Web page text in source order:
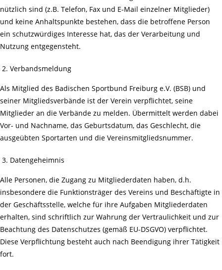
nützlich sind (z.B. Telefon, Fax und E-Mail einzelner Mitglieder)
und keine Anhaltspunkte bestehen, dass die betroffene Person
ein schutzwürdiges Interesse hat, das der Verarbeitung und
Nutzung entgegensteht.
Verbandsmeldung
Als Mitglied des Badischen Sportbund Freiburg e.V. (BSB) und
seiner Mitgliedsverbände ist der Verein verpflichtet, seine
Mitglieder an die Verbände zu melden. Übermittelt werden dabei
Vor- und Nachname, das Geburtsdatum, das Geschlecht, die
ausgeübten Sportarten und die Vereinsmitgliedsnummer.
Datengeheimnis
Alle Personen, die Zugang zu Mitgliederdaten haben, d.h.
insbesondere die Funktionsträger des Vereins und Beschäftigte in
der Geschäftsstelle, welche für ihre Aufgaben Mitgliederdaten
erhalten, sind schriftlich zur Wahrung der Vertraulichkeit und zur
Beachtung des Datenschutzes (gemäß EU-DSGVO) verpflichtet.
Diese Verpflichtung besteht auch nach Beendigung ihrer Tätigkeit
fort.